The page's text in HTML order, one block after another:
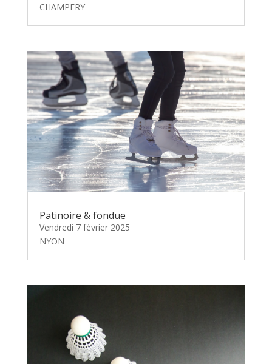
CHAMPERY
Patinoire & fondue
Vendredi 7 février 2025
NYON